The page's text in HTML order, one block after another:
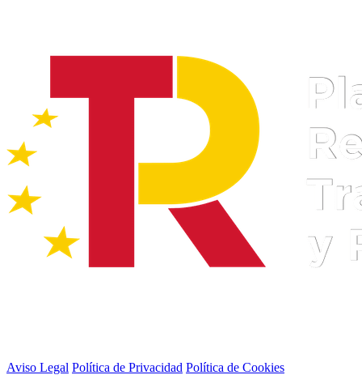
Aviso Legal Política de Privacidad Política de Cookies